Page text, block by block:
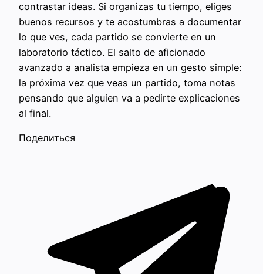
contrastar ideas. Si organizas tu tiempo, eliges
buenos recursos y te acostumbras a documentar
lo que ves, cada partido se convierte en un
laboratorio táctico. El salto de aficionado
avanzado a analista empieza en un gesto simple:
la próxima vez que veas un partido, toma notas
pensando que alguien va a pedirte explicaciones
al final.
Поделиться